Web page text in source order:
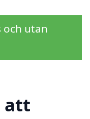
och utan
att